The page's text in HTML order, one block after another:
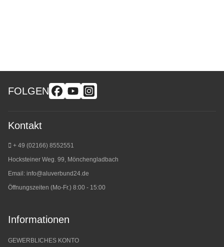
FOLGEN
Kontakt
+ 49 (02166) 8552551
Hocksteiner Weg. 99, Mönchengladbach
Email: info@aluverbund24.de
Öffnungszeiten (Mo-Fr.) 8:00 - 15:00
Informationen
GEWERBLICHES KONTO